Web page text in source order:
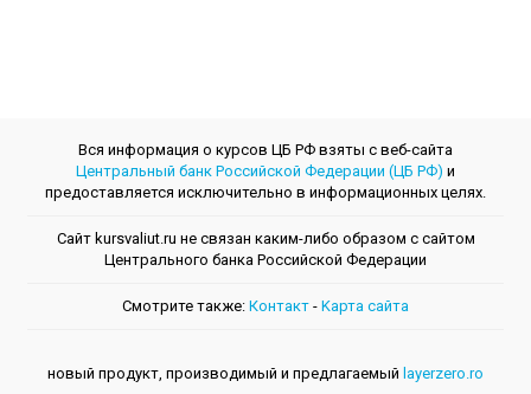
Вся информация о курсов ЦБ РФ взяты с веб-сайта
Центральный банк Российской Федерации (ЦБ РФ) и
предоставляется исключительно в информационных целях.
Сайт kursvaliut.ru не связан каким-либо образом с сайтом
Центрального банкa Российской Федерации
Смотрите также: Контакт - Kарта сайта
новый продукт, производимый и предлагаемый layerzero.ro